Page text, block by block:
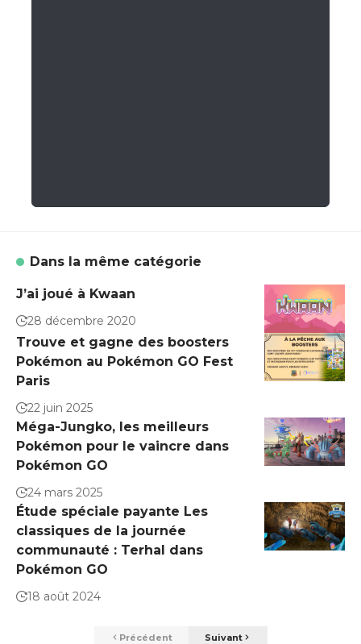
Dans la même catégorie
J’ai joué à Kwaan
28 décembre 2020
Trouve et gagne des boosters
Pokémon au Pokémon GO Fest
Paris
22 juin 2025
Méga-Jungko, les meilleurs
Pokémon pour le vaincre dans
Pokémon GO
24 mars 2025
Étude spéciale payante Les
classiques de la journée
communauté : Terhal dans
Pokémon GO
18 août 2024
Précédent Suivant